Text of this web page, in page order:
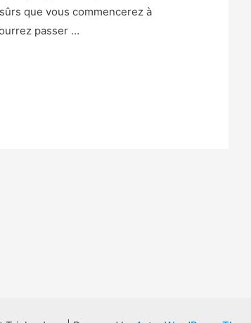
que vous commencerez à
passer …